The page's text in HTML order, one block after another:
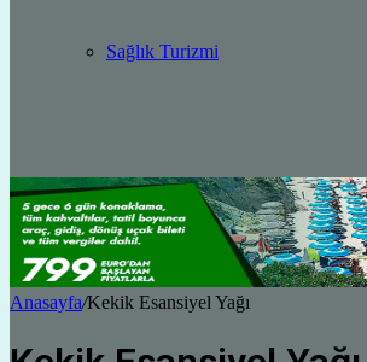
Sağlık Turizmi
Anasayfa/Kekik Esansiyel Yağı